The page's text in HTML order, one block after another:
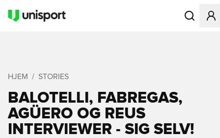
Åbner en
HJEM STORIES
BALOTELLI, FABREGAS,
AGÜERO OG REUS
INTERVIEWER - SIG SELV!